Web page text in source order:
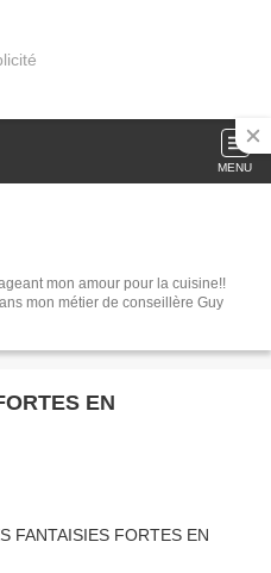
MENU
mon amour pour la cuisine!!
mon métier de conseillère Guy
EN